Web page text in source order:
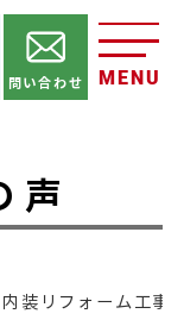
MENU
問い合わせ
声
装リフォーム工事